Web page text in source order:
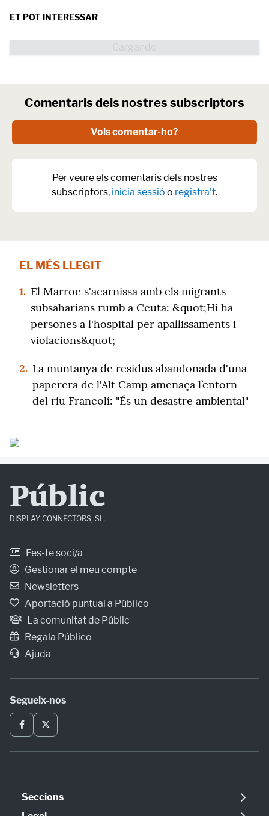
ET POT INTERESSAR
Comentaris dels nostres subscriptors
Vols comentar-ho?
Per veure els comentaris dels nostres
subscriptors, inicia sessió o registra't.
EL MÉS LLEGIT
1. El Marroc s'acarnissa amb els migrants
subsaharians rumb a Ceuta: &quot;Hi ha
persones a l'hospital per apallissaments i
violacions&quot;
2. La muntanya de residus abandonada d'una
paperera de l'Alt Camp amenaça l’entorn
del riu Francolí: "És un desastre ambiental"
Públic
DISPLAY CONNECTORS, SL.
Fes-te soci/a
Gestionar el meu compte
Newsletters
Aportació puntual a Público
La comunitat de Públic
Regala Público
Ajuda
Segueix-nos
Seccions